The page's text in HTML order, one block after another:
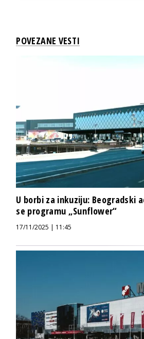
POVEZANE VESTI
U borbi za inkuziju: Beogradski
se programu „Sunflower“
17/11/2025 | 11:45